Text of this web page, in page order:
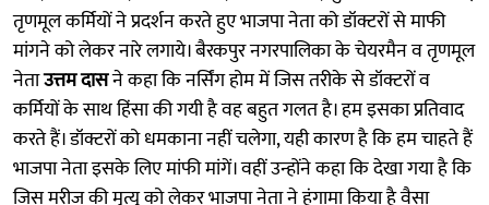
तृणमूल कर्मियों ने प्रदर्शन करते हुए भाजपा नेता को डॉक्टरों से माफी
मांगने को लेकर नारे लगाये। बैरकपुर नगरपालिका के चेयरमैन व तृणमूल
नेताउत्तम दासने कहा कि नर्सिंग होम में जिस तरीके से डॉक्टरों व
कर्मियों के साथ हिंसा की गयी है वह बहुत गलत है। हम इसका प्रतिवाद
करते हैं। डॉक्टरों को धमकाना नहीं चलेगा, यही कारण है कि हम चाहते हैं
भाजपा नेता इसके लिए मांफी मांगें। वहीं उन्होंने कहा कि देखा गया है कि
जिस मरीज की मृत्यु को लेकर भाजपा नेता ने हंगामा किया है वैसा